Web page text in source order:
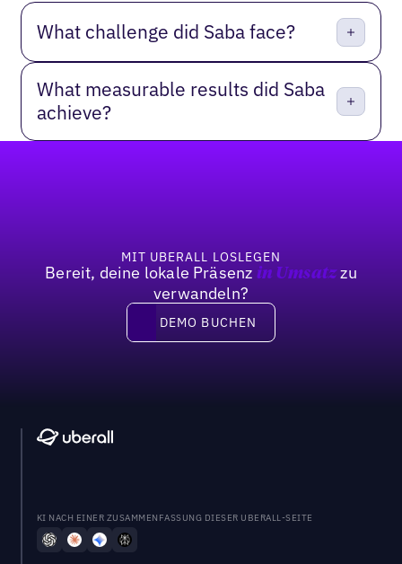
What challenge did Saba face?
What measurable results did Saba
achieve?
MIT UBERALL LOSLEGEN
Bereit, deine lokale Präsenz in Umsatzzu
verwandeln?
DEMO BUCHEN
DEMO BUCHEN
KI NACH EINER ZUSAMMENFASSUNG DIESER UBERALL-SEITE